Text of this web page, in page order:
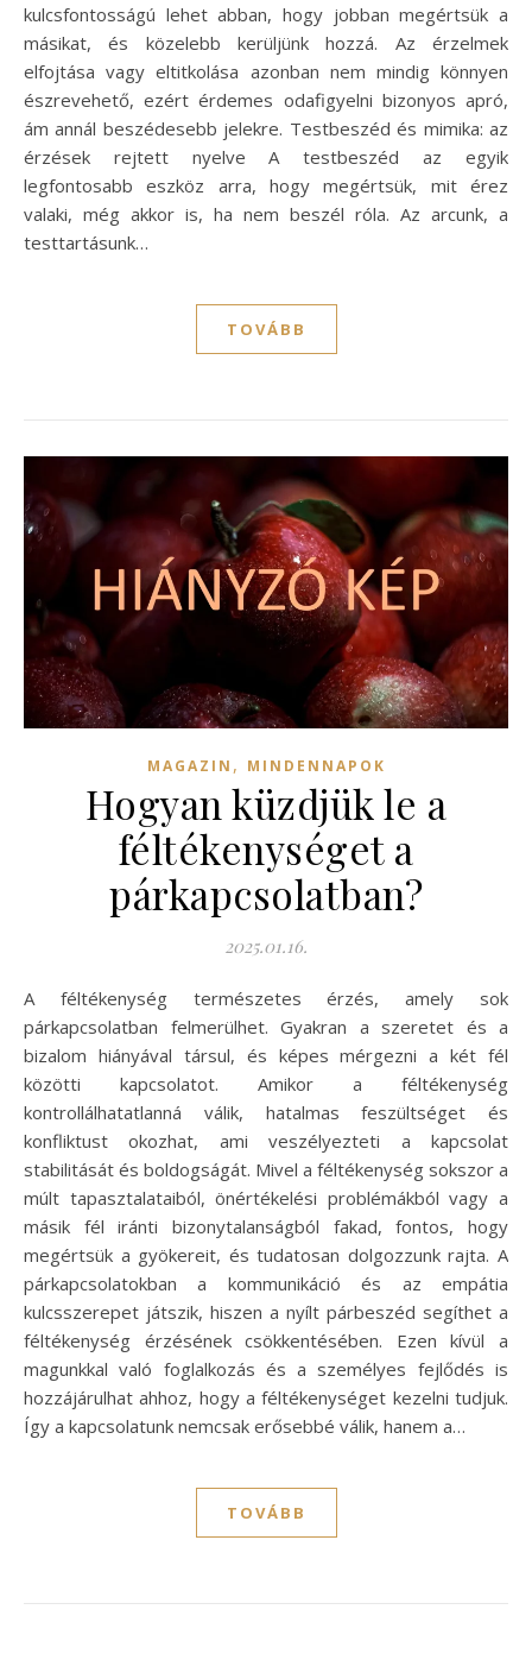
kulcsfontosságú lehet abban, hogy jobban megértsük a
másikat, és közelebb kerüljünk hozzá. Az érzelmek
elfojtása vagy eltitkolása azonban nem mindig könnyen
észrevehető, ezért érdemes odafigyelni bizonyos apró,
ám annál beszédesebb jelekre. Testbeszéd és mimika: az
érzések rejtett nyelve A testbeszéd az egyik
legfontosabb eszköz arra, hogy megértsük, mit érez
valaki, még akkor is, ha nem beszél róla. Az arcunk, a
testtartásunk…
TOVÁBB
MAGAZIN , MINDENNAPOK
Hogyan küzdjük le a
féltékenységet a
párkapcsolatban?
2025.01.16.
A féltékenység természetes érzés, amely sok
párkapcsolatban felmerülhet. Gyakran a szeretet és a
bizalom hiányával társul, és képes mérgezni a két fél
közötti kapcsolatot. Amikor a féltékenység
kontrollálhatatlanná válik, hatalmas feszültséget és
konfliktust okozhat, ami veszélyezteti a kapcsolat
stabilitását és boldogságát. Mivel a féltékenység sokszor a
múlt tapasztalataiból, önértékelési problémákból vagy a
másik fél iránti bizonytalanságból fakad, fontos, hogy
megértsük a gyökereit, és tudatosan dolgozzunk rajta. A
párkapcsolatokban a kommunikáció és az empátia
kulcsszerepet játszik, hiszen a nyílt párbeszéd segíthet a
féltékenység érzésének csökkentésében. Ezen kívül a
magunkkal való foglalkozás és a személyes fejlődés is
hozzájárulhat ahhoz, hogy a féltékenységet kezelni tudjuk.
Így a kapcsolatunk nemcsak erősebbé válik, hanem a…
TOVÁBB